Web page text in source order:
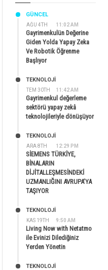
AĞU 4TH 11:02 AM
GÜNCEL
Gayrimenkulün Değerine
Giden Yolda Yapay Zeka
Ve Robotik Öğrenme
Başlıyor
TEM 30TH 11:42 AM
TEKNOLOJİ
Gayrimenkul değerleme
sektörü yapay zekâ
teknolojileriyle dönüşüyor
ARA 8TH 12:29 PM
TEKNOLOJİ
SİEMENS TÜRKİYE,
BİNALARIN
DİJİTALLEŞMESİNDEKİ
UZMANLIĞINI AVRUPA’YA
TAŞIYOR
KAS 19TH 9:50 AM
TEKNOLOJİ
Living Now with Netatmo
ile Evinizi Dilediğiniz
Yerden Yönetin
TEKNOLOJİ